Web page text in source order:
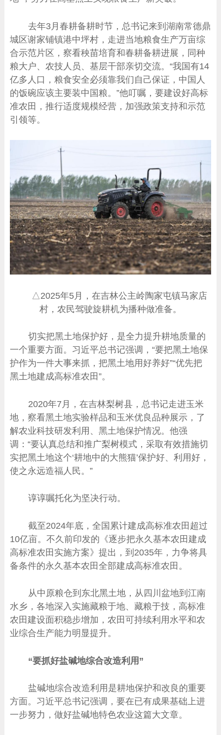
去年3月春耕备耕时节，总书记来到湖南常德鼎
城区谢家铺镇港中坪村，走进当地粮食生产万亩综
合示范片区，察看秧苗培育和春耕备耕进展，同种
粮大户、农技人员、基层干部亲切交流。“我国有14
亿多人口，粮食安全必须靠我们自己保证，中国人
的饭碗应该主要装中国粮。”他叮嘱，要建设好高标
准农田，推行适度规模经营，加强政策支持和示范
引领等。
△2025年5月，在吉林公主岭陶家屯镇马家店
村，农民驾驶旋耕机为播种做准备。
切实把黑土地保护好，是全力提升耕地质量的
一个重要方面。习近平总书记强调，“要把黑土地保
护作为一件大事来抓，把黑土地用好养好”“优先把
黑土地建成高标准农田”。
2020年7月，在吉林梨树县，总书记走进玉米
地，察看黑土地实验样品和玉米优良品种展示，了
解农业科技研发利用、黑土地保护情况。他强
调：“要认真总结和推广梨树模式，采取有效措施切
实把黑土地这个‘耕地中的大熊猫’保护好、利用好，
使之永远造福人民。”
谆谆嘱托化为坚决行动。
截至2024年底，全国累计建成高标准农田超过
10亿亩。不久前印发的《逐步把永久基本农田建成
高标准农田实施方案》提出，到2035年，力争将具
备条件的永久基本农田全部建成高标准农田。
从中原粮仓到东北黑土地，从四川盆地到江南
水乡，各地深入实施藏粮于地、藏粮于技，高标准
农田建设面积稳步增加，农田可持续利用水平和农
业综合生产能力明显提升。
“要抓好盐碱地综合改造利用”
盐碱地综合改造利用是耕地保护和改良的重要
方面。习近平总书记强调，要在已有成果基础上进
一步努力，做好盐碱地特色农业这篇大文章。